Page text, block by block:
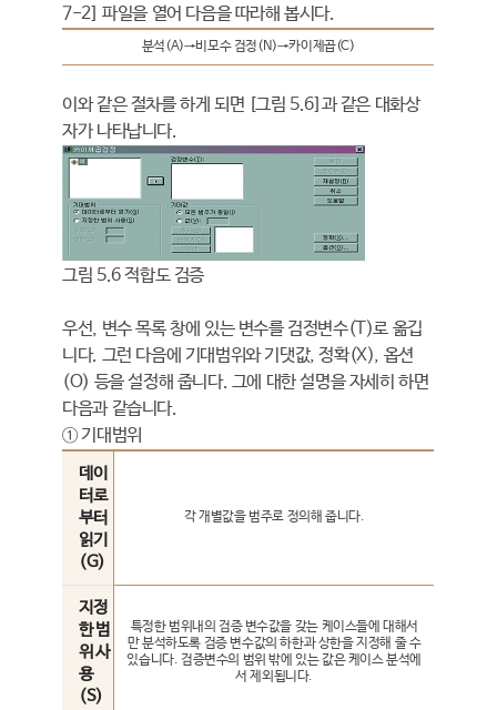
7-2] 파일을 열어 다음을 따라해 봅시다.
분석(A)→비모수 검정(N)→카이제곱(C)
이와 같은 절차를 하게 되면 [그림 5.6]과 같은 대화상
자가 나타납니다.
그림 5.6 적합도 검증
우선, 변수 목록 창에 있는 변수를 검정변수(T)로 옮깁
니다. 그런 다음에 기대범위와 기댓값, 정확(X), 옵션
(O) 등을 설정해 줍니다. 그에 대한 설명을 자세히 하면
다음과 같습니다.
① 기대범위
데이
터로
부터
읽기
(G)
각 개별값을 범주로 정의해 줍니다.
지정
한 범
위 사
용
(S)
특정한 범위내의 검증 변수값을 갖는 케이스들에 대해서
만 분석하도록 검증 변수값의 하한과 상한을 지정해 줄 수
있습니다. 검증변수의 범위 밖에 있는 값은 케이스 분석에
서 제외됩니다.